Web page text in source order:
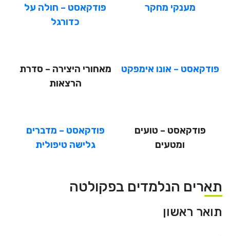
מענקי מחקר
פודקאסט – חולה על
כדורגל
פודקאסט – אונו אימפקט
מאחורי היצירה – סדרת
הרצאות
פודקאסט – טועים
ומטעים
פודקאסט – מדברים
גלישה טיפולית
תארים הנלמדים בפקולטה
תואר ראשון